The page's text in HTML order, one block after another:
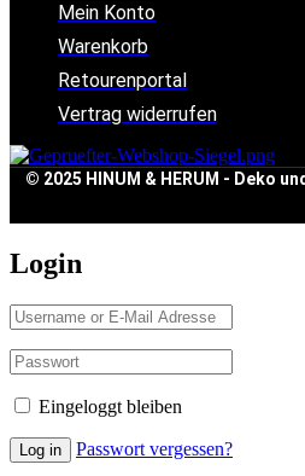
Mein Konto
Warenkorb
Retourenportal
Vertrag widerrufen
© 2025 HINUM & HERUM - Deko
Login
Eingeloggt bleiben
Log in Passwort vergessen?